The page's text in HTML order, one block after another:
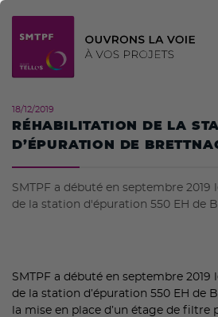
18/12/2019
RÉHABILITATION DE LA
D’ÉPURATION DE
SMTPF a débuté en septembre 2019
de la station d'épuration 550 EH de
SMTPF a débuté en septembre 2019
de la station d’épuration 550 EH de
la mise en place d’un étage de filtre